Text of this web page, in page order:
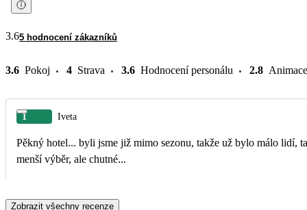
3.65 hodnocení zákazníků
3.6 Pokoj 4 Strava 3.6 Hodnocení personálu 2.8 Animace
1 Iveta
Pěkný hotel... byli jsme již mimo sezonu, takže už bylo málo lidí,
menší výběr, ale chutné...
Zobrazit všechny recenze